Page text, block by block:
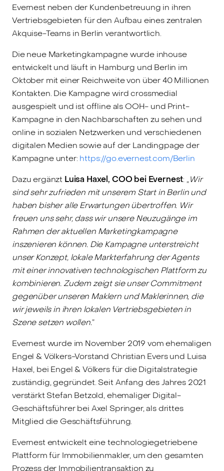
Evernest neben der Kundenbetreuung in ihren
Vertriebsgebieten für den Aufbau eines zentralen
Akquise-Teams in Berlin verantwortlich.
Die neue Marketingkampagne wurde inhouse
entwickelt und läuft in Hamburg und Berlin im
Oktober mit einer Reichweite von über 40 Millionen
Kontakten. Die Kampagne wird crossmedial
ausgespielt und ist offline als OOH- und Print-
Kampagne in den Nachbarschaften zu sehen und
online in sozialen Netzwerken und verschiedenen
digitalen Medien sowie auf der Landingpage der
Kampagne unter: https://go.evernest.com/Berlin
Dazu ergänzt Luisa Haxel, COO bei Evernest: „Wir
sind sehr zufrieden mit unserem Start in Berlin und
haben bisher alle Erwartungen übertroffen. Wir
freuen uns sehr, dass wir unsere Neuzugänge im
Rahmen der aktuellen Marketingkampagne
inszenieren können. Die Kampagne unterstreicht
unser Konzept, lokale Markterfahrung der Agents
mit einer innovativen technologischen Plattform zu
kombinieren. Zudem zeigt sie unser Commitment
gegenüber unseren Maklern und Maklerinnen, die
wir jeweils in ihren lokalen Vertriebsgebieten in
Szene setzen wollen.”
Evernest wurde im November 2019 vom ehemaligen
Engel & Völkers-Vorstand Christian Evers und Luisa
Haxel, bei Engel & Völkers für die Digitalstrategie
zuständig, gegründet. Seit Anfang des Jahres 2021
verstärkt Stefan Betzold, ehemaliger Digital-
Geschäftsführer bei Axel Springer, als drittes
Mitglied die Geschäftsführung.
Evernest entwickelt eine technologiegetriebene
Plattform für Immobilienmakler, um den gesamten
Prozess der Immobilientransaktion zu